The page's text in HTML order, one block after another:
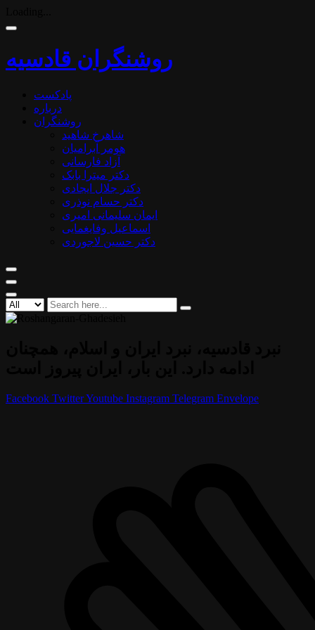
روشنگران قادسیه
پادکست
درباره
روشنگران
شاهرخ شاهید
هومر آبرامیان
آزاد فارسانی
دکتر میترا بابک
دکتر جلال ایجادی
دکتر حسام نوذری
ایمان سلیمانی امیری
اسماعیل وفایغمایی
دکتر حسین لاجوردی
Facebook TwitterYoutube Instagram Telegram Envelope